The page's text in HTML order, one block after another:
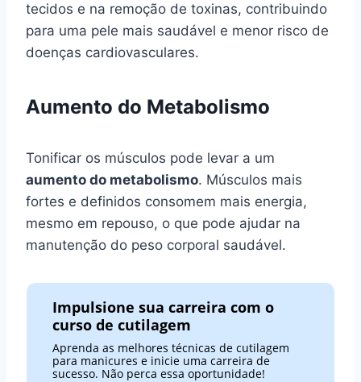
tecidos e na remoção de toxinas, contribuindo
para uma pele mais saudável e menor risco de
doenças cardiovasculares.
Aumento do Metabolismo
Tonificar os músculos pode levar a um
aumento do metabolismo. Músculos mais
fortes e definidos consomem mais energia,
mesmo em repouso, o que pode ajudar na
manutenção do peso corporal saudável.
Impulsione sua carreira com o
curso de cutilagem
Aprenda as melhores técnicas de cutilagem
para manicures e inicie uma carreira de
sucesso. Não perca essa oportunidade!